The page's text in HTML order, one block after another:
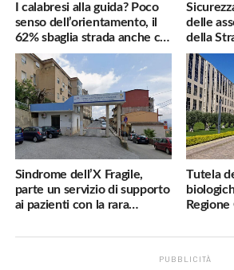
I calabresi alla guida? Poco
senso dell’orientamento, il
62% sbaglia strada anche col
navigatore
delle
della
pericoli,
subito»
Sindrome dell’X Fragile,
parte un servizio di supporto
ai pazienti con la rara
Tutela
PUBBLICITÀ